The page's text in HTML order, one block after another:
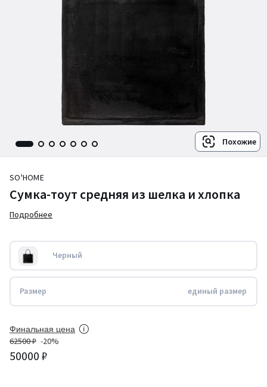
Похожие
SO'HOME
Сумка-тоут средняя из шелка и хлопка
Подробнее
Черный
Размер единый размер
Финальная цена
62500 ₽ -20%
50000 ₽